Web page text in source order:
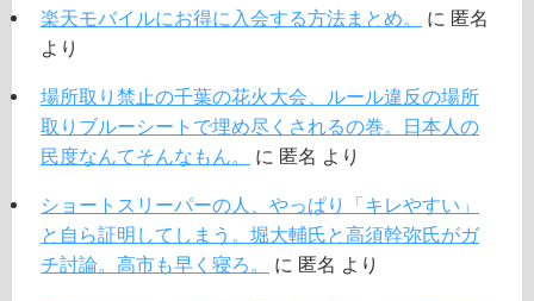
楽天モバイルにお得に入会する方法まとめ。 に 匿名
より
場所取り禁止の千葉の花火大会、ルール違反の場所
取りブルーシートで埋め尽くされるの巻。日本人の
民度なんてそんなもん。
に 匿名 より
ショートスリーパーの人、やっぱり「キレやすい」
と自ら証明してしまう。堀大輔氏と高須幹弥氏がガ
チ討論。高市も早く寝ろ。
に 匿名 より